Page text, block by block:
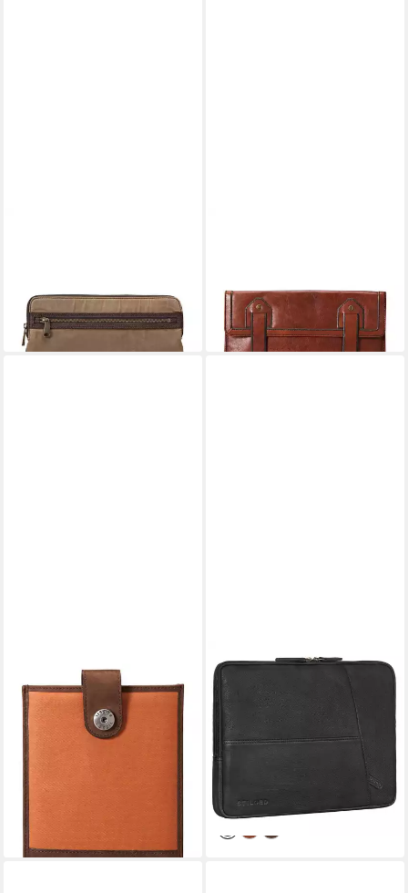
-50%
lieferbar - in 2-3 Werktagen bei dir
39,98 € 79,95 €
-50%
lieferbar - in 2-3 Werktagen bei dir
Tablettasche Textil Leder
Braun - ML1463220
14,98 €
29,95 €
-50%
lieferbar - in 2-3 Werktagen bei dir
STILORD
Laptoptasche "Cannes"
Vintage Laptophülle 15 15.6
16" Leder Herren Laptop-
Tasche
89,90 €
lieferbar - in 2-3 Werktagen bei dir